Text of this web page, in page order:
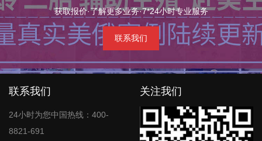
获取报价·了解更多业务·7*24小时专业服务
联系我们
联系我们
24小时为您中国热线：400-
8821-691
关注我们